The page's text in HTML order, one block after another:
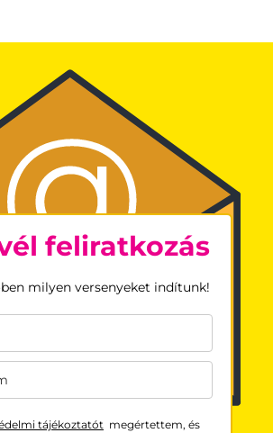
feliratkozás
milyen versenyeket indítunk!
tájékoztatótmegértettem, és